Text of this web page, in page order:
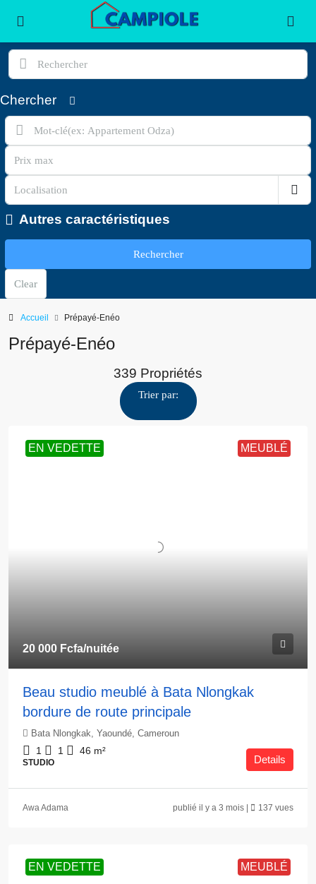
Chercher
Autres caractéristiques
Rechercher
Clear
Accueil Prépayé-Enéo
Prépayé-Enéo
339 Propriétés
Trier par:
EN VEDETTE MEUBLÉ
20 000 Fcfa/nuitée
Beau studio meublé à Bata Nlongkak
bordure de route principale
Bata Nlongkak, Yaoundé, Cameroun
1 1 46 m²
STUDIO Details
Awa Adama publié il y a 3 mois | 137 vues
EN VEDETTE MEUBLÉ